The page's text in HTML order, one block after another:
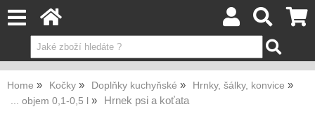
Home Kočky Doplňky kuchyňské
Hrnky, šálky, konvice
... objem 0,1-0,5 l
Hrnek psi a koťata